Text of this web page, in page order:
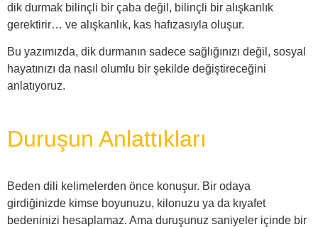
dik durmak bilinçli bir çaba değil, bilinçli bir alışkanlık
gerektirir… ve alışkanlık, kas hafızasıyla oluşur.
Bu yazımızda, dik durmanın sadece sağlığınızı değil, sosyal
hayatınızı da nasıl olumlu bir şekilde değiştireceğini
anlatıyoruz.
Duruşun Anlattıkları
Beden dili kelimelerden önce konuşur. Bir odaya
girdiğinizde kimse boyunuzu, kilonuzu ya da kıyafet
bedeninizi hesaplamaz. Ama duruşunuz saniyeler içinde bir